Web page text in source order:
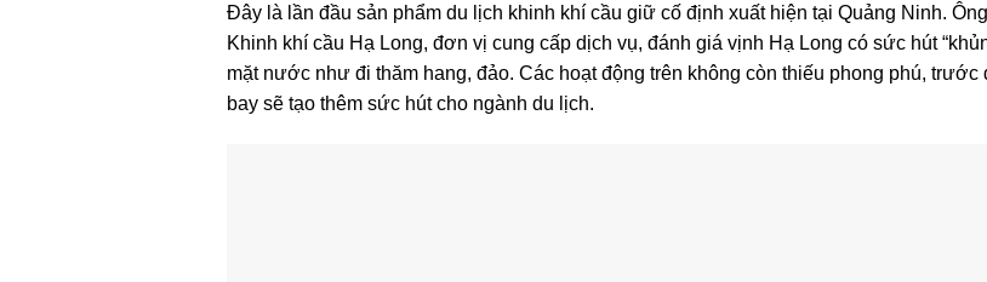
Đây là lần đầu sản phẩm du lịch khinh khí cầu giữ cố định xuất hiện tại Quảng Ninh.
Khinh khí cầu Hạ Long, đơn vị cung cấp dịch vụ, đánh giá vịnh Hạ Long có sức hút
mặt nước như đi thăm hang, đảo. Các hoạt động trên không còn thiếu phong phú,
bay sẽ tạo thêm sức hút cho ngành du lịch.